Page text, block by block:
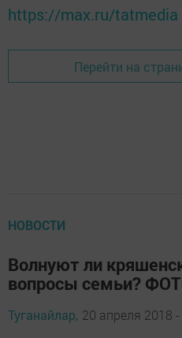
https://max.ru/tatmedia
Перейти на
НОВОСТИ
Волнуют ли
вопросы семьи?
Туганайлар, 20 апреля 2018